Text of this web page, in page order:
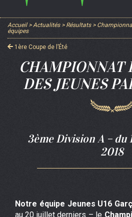
Accueil> Actualités> Résultats>
équipes
1ère Coupe de l’Été
CHAMPIONNAT
DES JEUNES
3ème Division A – du
2018
Notre équipe Jeunes U16
au 20 juillet derniers – le